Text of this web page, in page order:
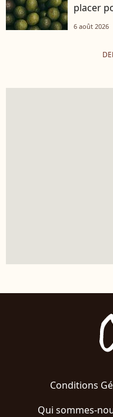
placer
6 août 2026
Conditions
Qui sommes-